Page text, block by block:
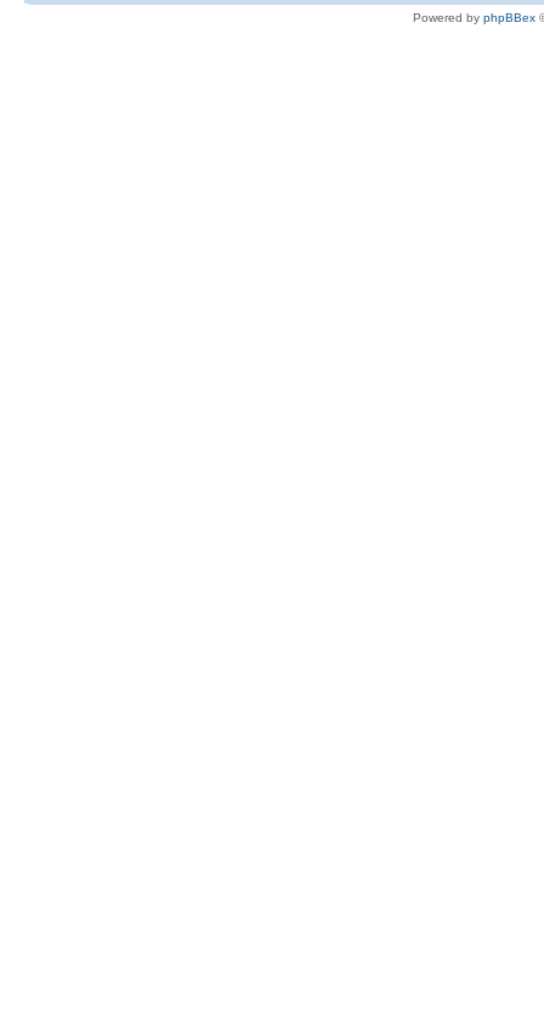
Powered by phpBBex